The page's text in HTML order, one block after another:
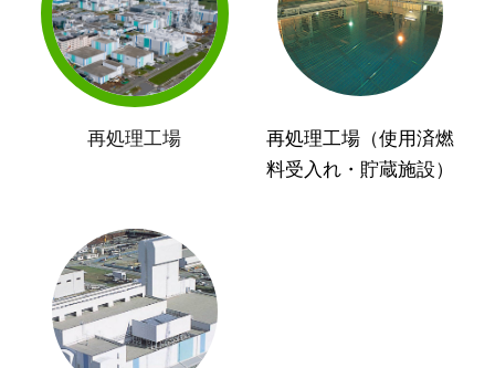
再処理工場
再処理工場（使用済燃
料受入れ・貯蔵施設）